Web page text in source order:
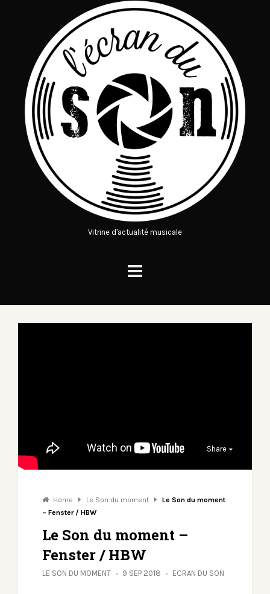
Vitrine d'actualité musicale
Share
Home Le Son du moment
Le Son du moment
– Fenster / HBW
Le Son du moment –
Fenster / HBW
LE SON DU MOMENT 9 SEP 2018 ECRAN DU SON